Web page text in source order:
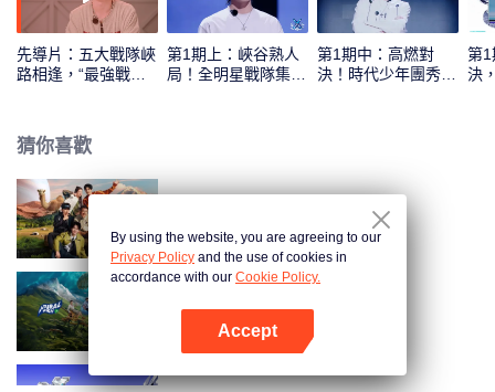
先導片：五大戰隊峽
路相逢，“最強戰隊”
第1期上：峽谷熟人
局！全明星戰隊集結
第1期中：高燃對
決！時代少年團秀翻
第1
決
猜你喜歡
現在就出發
By using the website, you are agreeing to our
Privacy Policy and the use of cookies in
accordance with our Cookie Policy.
Accept